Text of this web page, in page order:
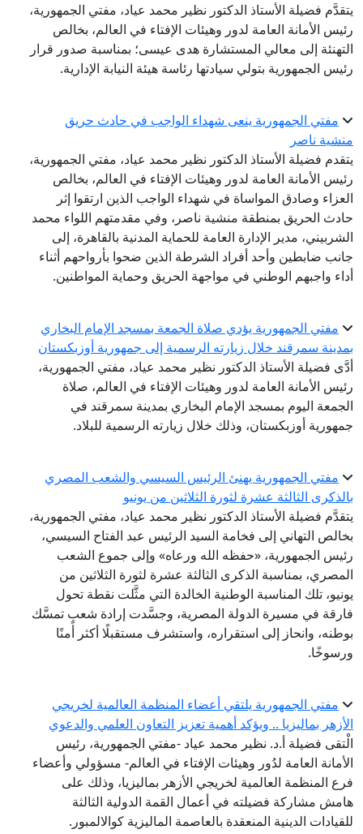
يتقدَّم فضيلة الأستاذ الدكتور نظير محمد عياد، مفتي الجمهورية،
رئيس الأمانة العامة لدور وهيئات الإفتاء في العالم، بخالص
التهنئة إلى معالي المستشارة هدى عيسى؛ بمناسبة صدور قرار
رئيس الجمهورية بتولي سيادتها رئاسة هيئة النيابة الإدارية.
مفتي الجمهورية ينعى شهداء الواجب في حادث حريق
منشية ناصر
يتقدم فضيلة الأستاذ الدكتور نظير محمد عياد، مفتي الجمهورية،
رئيس الأمانة العامة لدور وهيئات الإفتاء في العالم، بخالص
العزاء وصادق المواساة في شهداء الواجب الذين ارتقوا إثر
حادث الحريق بمنطقة منشية ناصر، وفي مقدمتهم اللواء محمد
الشربيني، مدير الإدارة العامة للحماية المدنية بالقاهرة، إلى
جانب ضابطين وأحد أفراد الشرطة الذين ضحوا بأرواحهم أثناء
أداء واجبهم الوطني في مواجهة الحريق وحماية المواطنين.
مفتي الجمهورية يؤدي صلاة الجمعة بمسجد الإمام البخاري
بمدينة سمرقند خلال زيارته الرسمية إلى جمهورية أوزبكستان
أدَّى فضيلة الأستاذ الدكتور نظير محمد عياد، مفتي الجمهورية،
رئيس الأمانة العامة لدور وهيئات الإفتاء في العالم، صلاة
الجمعة اليوم بمسجد الإمام البخاري بمدينة سمرقند في
جمهورية أوزبكستان، وذلك خلال زيارته الرسمية للبلاد.
مفتي الجمهورية يهنئ الرئيس السيسي والشعب المصري
بالذكرى الثالثة عشرة لثورة الثلاثين من يونيو
يتقدَّم فضيلة الأستاذ الدكتور نظير محمد عياد، مفتي الجمهورية،
بخالص التهاني إلى فخامة السيد الرئيس عبد الفتاح السيسي،
رئيس الجمهورية، «حفظه الله ورعاه» وإلى جموع الشعب
المصري، بمناسبة الذكرى الثالثة عشرة لثورة الثلاثين من
يونيو، تلك المناسبة الوطنية الخالدة التي مثَّلت نقطة تحول
فارقة في مسيرة الدولة المصرية، وجسَّدت إرادة شعبٍ تمسَّك
بوطنه، وانحاز إلى استقراره، واستشرف مستقبلًا أكثر أمنًا
ورسوخًا.
مفتي الجمهورية يلتقي أعضاء المنظمة العالمية لخريجي
الأزهر بماليزيا .. ويؤكد أهمية تعزيز التعاون العلمي والدعوي
الْتقى فضيلة أ.د. نظير محمد عياد -مفتي الجمهورية، رئيس
الأمانة العامة لدُور وهيئات الإفتاء في العالم- مسؤولي وأعضاء
فرع المنظمة العالمية لخريجي الأزهر بماليزيا، وذلك على
هامش مشاركة فضيلته في أعمال القمة الدولية الثالثة
للقيادات الدينية المنعقدة بالعاصمة الماليزية كوالالمبور.